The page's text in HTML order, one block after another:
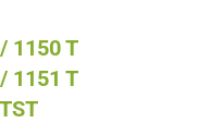
1150 T
1151 T